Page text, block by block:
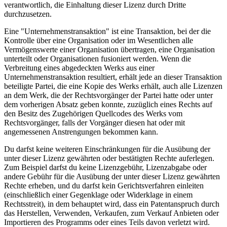
verantwortlich, die Einhaltung dieser Lizenz durch Dritte
durchzusetzen.
Eine "Unternehmenstransaktion" ist eine Transaktion, bei der die
Kontrolle über eine Organisation oder im Wesentlichen alle
Vermögenswerte einer Organisation übertragen, eine Organisation
unterteilt oder Organisationen fusioniert werden. Wenn die
Verbreitung eines abgedeckten Werks aus einer
Unternehmenstransaktion resultiert, erhält jede an dieser Transaktion
beteiligte Partei, die eine Kopie des Werks erhält, auch alle Lizenzen
an dem Werk, die der Rechtsvorgänger der Partei hatte oder unter
dem vorherigen Absatz geben konnte, zuzüglich eines Rechts auf
den Besitz des Zugehörigen Quellcodes des Werks vom
Rechtsvorgänger, falls der Vorgänger diesen hat oder mit
angemessenen Anstrengungen bekommen kann.
Du darfst keine weiteren Einschränkungen für die Ausübung der
unter dieser Lizenz gewährten oder bestätigten Rechte auferlegen.
Zum Beispiel darfst du keine Lizenzgebühr, Lizenzabgabe oder
andere Gebühr für die Ausübung der unter dieser Lizenz gewährten
Rechte erheben, und du darfst kein Gerichtsverfahren einleiten
(einschließlich einer Gegenklage oder Widerklage in einem
Rechtsstreit), in dem behauptet wird, dass ein Patentanspruch durch
das Herstellen, Verwenden, Verkaufen, zum Verkauf Anbieten oder
Importieren des Programms oder eines Teils davon verletzt wird.